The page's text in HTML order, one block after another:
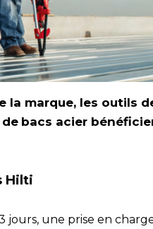
la marque, les outils
bacs acier
Hilti
jours, une prise en